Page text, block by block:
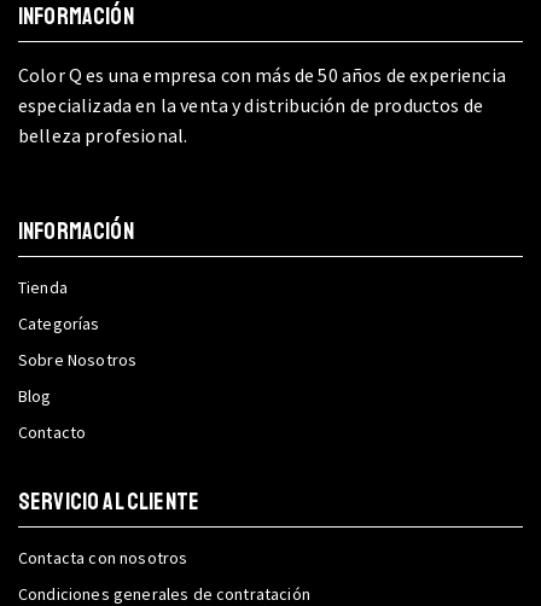
INFORMACIÓN
Color Q es una empresa con más de 50 años de experiencia
especializada en la venta y distribución de productos de
belleza profesional.
INFORMACIÓN
Tienda
Categorías
Sobre Nosotros
Blog
Contacto
SERVICIO AL CLIENTE
Contacta con nosotros
Condiciones generales de contratación